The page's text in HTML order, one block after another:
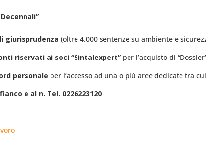
giurisprudenza (oltre 4.000 sentenze su ambiente e
riservati ai soci “Sintalexpert” per l’acquisto di
personale per l’accesso ad una o più aree dedicate tra
e al n. Tel. 0226223120